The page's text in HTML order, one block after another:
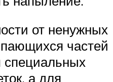
от ненужных
частей
специальных
а для